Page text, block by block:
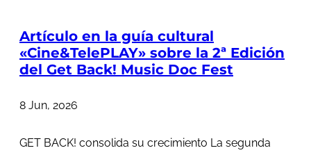
Artículo en la guía cultural
«Cine&TelePLAY» sobre la 2ª Edición
del Get Back! Music Doc Fest
8 Jun, 2026
GET BACK! consolida su crecimiento La segunda